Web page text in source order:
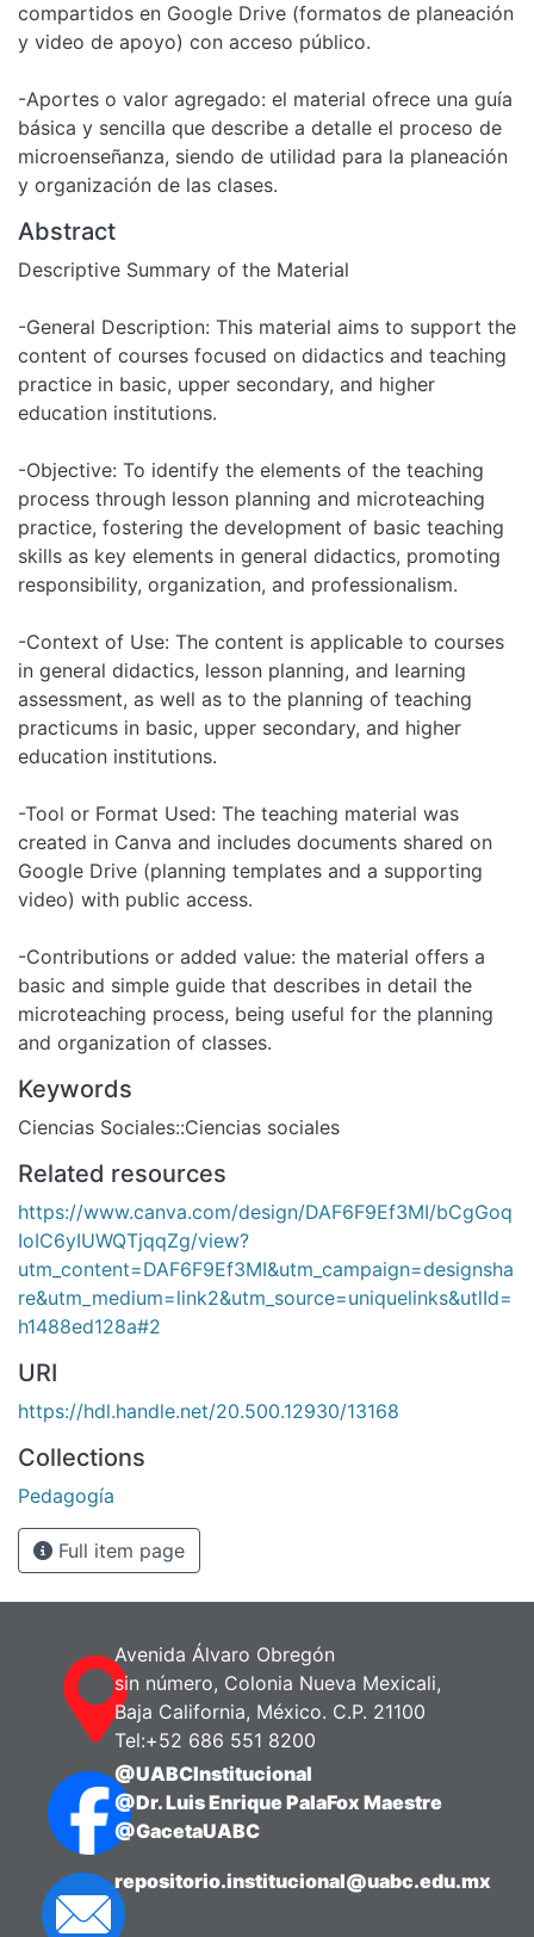
compartidos en Google Drive (formatos de planeación
y video de apoyo) con acceso público.
-Aportes o valor agregado: el material ofrece una guía
básica y sencilla que describe a detalle el proceso de
microenseñanza, siendo de utilidad para la planeación
y organización de las clases.
Abstract
Descriptive Summary of the Material
-General Description: This material aims to support the
content of courses focused on didactics and teaching
practice in basic, upper secondary, and higher
education institutions.
-Objective: To identify the elements of the teaching
process through lesson planning and microteaching
practice, fostering the development of basic teaching
skills as key elements in general didactics, promoting
responsibility, organization, and professionalism.
-Context of Use: The content is applicable to courses
in general didactics, lesson planning, and learning
assessment, as well as to the planning of teaching
practicums in basic, upper secondary, and higher
education institutions.
-Tool or Format Used: The teaching material was
created in Canva and includes documents shared on
Google Drive (planning templates and a supporting
video) with public access.
-Contributions or added value: the material offers a
basic and simple guide that describes in detail the
microteaching process, being useful for the planning
and organization of classes.
Keywords
Ciencias Sociales::Ciencias sociales
Related resources
https://www.canva.com/design/DAF6F9Ef3MI/bCgGoq
IoIC6yIUWQTjqqZg/view?
utm_content=DAF6F9Ef3MI&utm_campaign=designsha
re&utm_medium=link2&utm_source=uniquelinks&utlId=
h1488ed128a#2
URI
https://hdl.handle.net/20.500.12930/13168
Collections
Pedagogía
Full item page
Avenida Álvaro Obregón
sin número, Colonia Nueva Mexicali,
Baja California, México. C.P. 21100
Tel:+52 686 551 8200
@UABCInstitucional
@Dr. Luis Enrique PalaFox Maestre
@GacetaUABC
repositorio.institucional@uabc.edu.mx